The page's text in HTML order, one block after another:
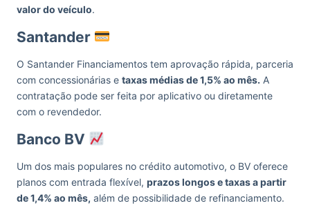
valor do veículo.
Santander
O Santander Financiamentos tem aprovação rápida, parceria
com concessionárias e taxas médias de 1,5% ao mês. A
contratação pode ser feita por aplicativo ou diretamente
com o revendedor.
Banco BV
Um dos mais populares no crédito automotivo, o BV oferece
planos com entrada flexível, prazos longos e taxas a partir
de 1,4% ao mês, além de possibilidade de refinanciamento.